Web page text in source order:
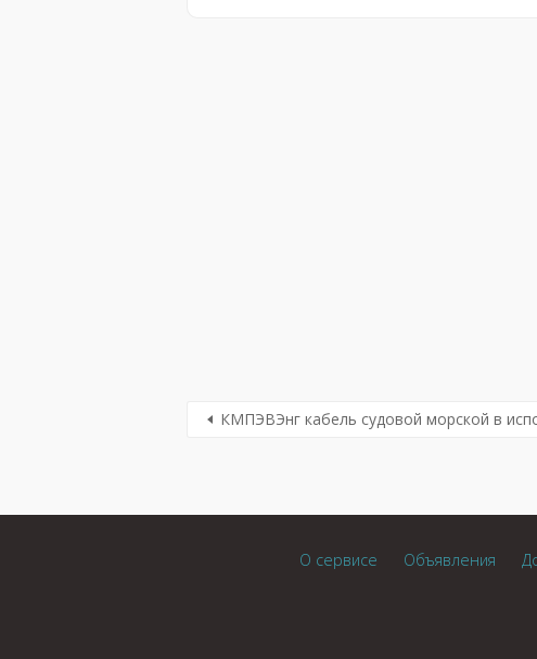
КМПЭВЭнг кабель судовой морской в
О сервисе Объявления